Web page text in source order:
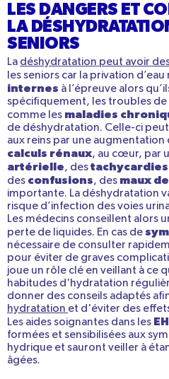
LES DANGERS ET
LA
SENIORS
La déshydratation peut avoir
les seniors car la privation
internes à l’épreuve alors
spécifiquement, les troubles de
comme les maladies
de déshydratation. Celle-ci
aux reins par une
calculs rénaux, au cœur, par
artérielle, destachycardies
des confusions, des maux
importante. La déshydratation
risque d’infection des voies
Les médecins conseillent alors
perte de liquides. En cas de
nécessaire de consulter
pour éviter de graves
joue un rôle clé en veillant à ce
habitudes d'hydratation
donner des conseils adaptés
hydratation et d'éviter des
Les aides soignantes dans les
formées et sensibilisées aux
hydrique et sauront veiller à
âgées.